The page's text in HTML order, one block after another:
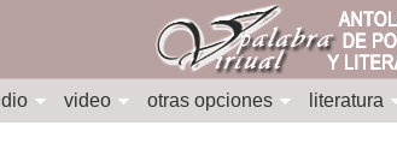
video otras opciones literatura